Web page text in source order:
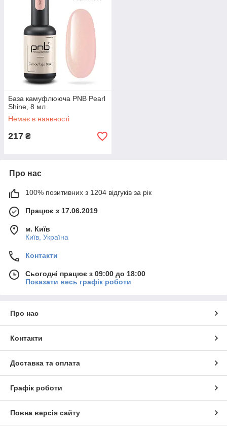
База камуфлююча PNB Pearl
Shine, 8 мл
Немає в наявності
217 ₴
Про нас
100% позитивних з 1204 відгуків за рік
Працює з 17.06.2019
м. Київ
Київ, Україна
Контакти
Сьогодні працює з 09:00 до 18:00
Показати весь графік роботи
Про нас
Контакти
Доставка та оплата
Графік роботи
Повна версія сайту